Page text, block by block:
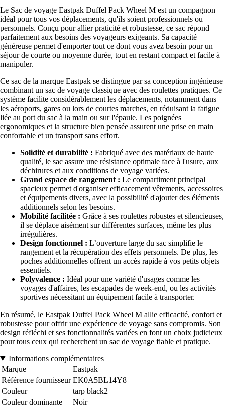
Le Sac de voyage Eastpak Duffel Pack Wheel M est un compagnon
idéal pour tous vos déplacements, qu'ils soient professionnels ou
personnels. Conçu pour allier praticité et robustesse, ce sac répond
parfaitement aux besoins des voyageurs exigeants. Sa capacité
généreuse permet d'emporter tout ce dont vous avez besoin pour un
séjour de courte ou moyenne durée, tout en restant compact et facile à
manipuler.
Ce sac de la marque Eastpak se distingue par sa conception ingénieuse
combinant un sac de voyage classique avec des roulettes pratiques. Ce
système facilite considérablement les déplacements, notamment dans
les aéroports, gares ou lors de courtes marches, en réduisant la fatigue
liée au port du sac à la main ou sur l'épaule. Les poignées
ergonomiques et la structure bien pensée assurent une prise en main
confortable et un transport sans effort.
Solidité et durabilité : Fabriqué avec des matériaux de haute
qualité, le sac assure une résistance optimale face à l'usure, aux
déchirures et aux conditions de voyage variées.
Grand espace de rangement : Le compartiment principal
spacieux permet d'organiser efficacement vêtements, accessoires
et équipements divers, avec la possibilité d'ajouter des éléments
additionnels selon les besoins.
Mobilité facilitée : Grâce à ses roulettes robustes et silencieuses,
il se déplace aisément sur différentes surfaces, même les plus
irrégulières.
Design fonctionnel : L’ouverture large du sac simplifie le
rangement et la récupération des effets personnels. De plus, les
poches additionnelles offrent un accès rapide à vos petits objets
essentiels.
Polyvalence : Idéal pour une variété d'usages comme les
voyages d'affaires, les escapades de week-end, ou les activités
sportives nécessitant un équipement facile à transporter.
En résumé, le Eastpak Duffel Pack Wheel M allie efficacité, confort et
robustesse pour offrir une expérience de voyage sans compromis. Son
design réfléchi et ses fonctionnalités variées en font un choix judicieux
pour tous ceux qui recherchent un sac de voyage fiable et pratique.
Informations complémentaires
Marque
Eastpak
Référence fournisseur EK0A5BL14Y8
Couleur
tarp black2
Couleur dominante
Noir